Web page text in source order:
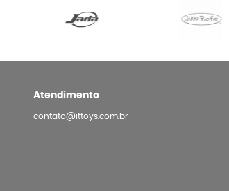
Atendimento
contato@ittoys.com.br